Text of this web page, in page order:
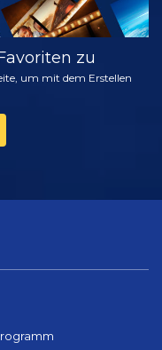
zu
um mit dem Erstellen